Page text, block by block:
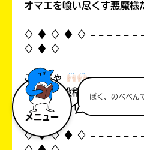
メニュー
ぼく、のべぺん
オマエを喰い尽くす悪魔様
♢ ♦︎ ♢ ♦︎ ♢ 𓐄 𓐄 𓐄 𓐄 𓐄 𓐄
♢ ♦︎ ♢
こんちゃ
自分の初投稿を見て俺思っ
中1なのにイタいって！((
♢ ♦︎ ♢ ♦︎ ♢ 𓐄 𓐄 𓐄 𓐄 𓐄 𓐄